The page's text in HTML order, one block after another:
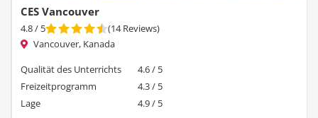
CES Vancouver
4.8/ 5 (14 Reviews)
Vancouver, Kanada
Qualität des Unterrichts
4.6 / 5
Freizeitprogramm
4.3 / 5
Lage
4.9 / 5